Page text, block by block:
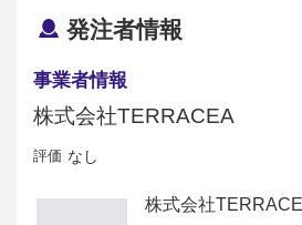
発注者情報
事業者情報
株式会社TERRACEA
評価 なし
株式会社